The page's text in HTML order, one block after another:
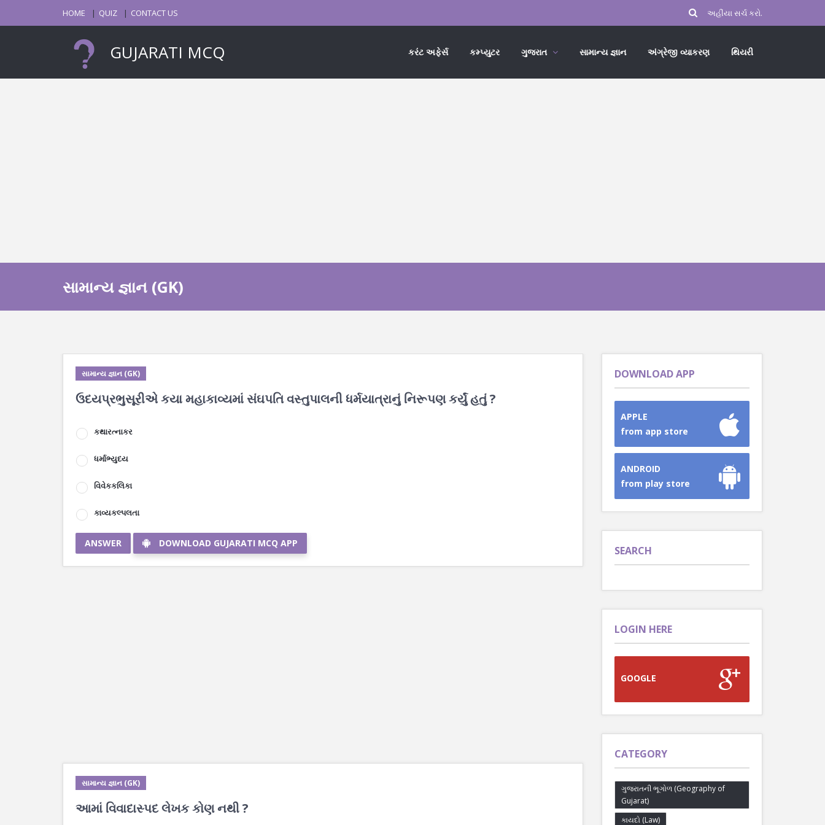
HOME QUIZ CONTACT US
GUJARATI MCQ કરંટ અફેર્સ કમ્પ્યુટર ગુજરાત સામાન્ય જ્ઞાન અંગ્રેજી વ્યાકરણ થિયરી
સામાન્ય જ્ઞાન (GK)
સામાન્ય જ્ઞાન (GK)
ઉદયપ્રભુસૂરીએ કયા મહાકાવ્યમાં સંઘપતિ વસ્તુપાલની ધર્મયાત્રાનું નિરૂપણ કર્યું હતું ?
કથારત્નાકર
ધર્માભ્યુદય
વિવેકકલિકા
કાવ્યકલ્પલતા
ANSWER DOWNLOAD GUJARATI MCQ APP
સામાન્ય જ્ઞાન (GK)
આમાં વિવાદાસ્પદ લેખક કોણ નથી ?
DOWNLOAD APP
APPLE
from app store
ANDROID
from play store
SEARCH
LOGIN HERE
GOOGLE
CATEGORY
ગુજરાતની ભૂગોળ (Geography of
Gujarat)
કાયદો (Law)